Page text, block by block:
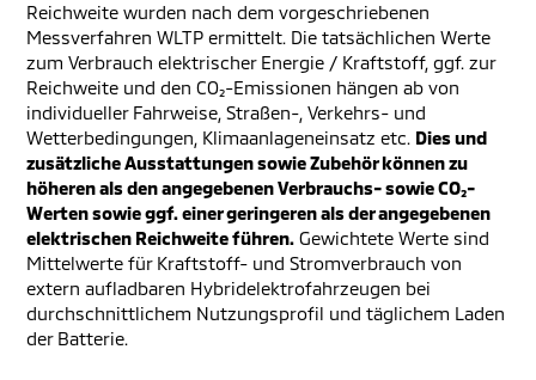
Reichweite wurden nach dem vorgeschriebenen
Messverfahren WLTP ermittelt. Die tatsächlichen Werte
zum Verbrauch elektrischer Energie / Kraftstoff, ggf. zur
Reichweite und den CO₂-Emissionen hängen ab von
individueller Fahrweise, Straßen-, Verkehrs- und
Wetterbedingungen, Klimaanlageneinsatz etc. Dies und
zusätzliche Ausstattungen sowie Zubehör können zu
höheren als den angegebenen Verbrauchs- sowie CO₂-
Werten sowie ggf. einer geringeren als der angegebenen
elektrischen Reichweite führen. Gewichtete Werte sind
Mittelwerte für Kraftstoff- und Stromverbrauch von
extern aufladbaren Hybridelektrofahrzeugen bei
durchschnittlichem Nutzungsprofil und täglichem Laden
der Batterie.